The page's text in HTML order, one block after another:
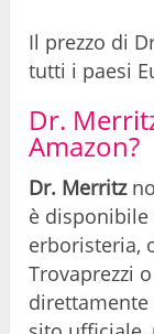
Il prezzo di
tutti i paesi
Dr.
Amazon?
Dr. Merritz
è disponibile
erboristeria,
Trovaprezzi